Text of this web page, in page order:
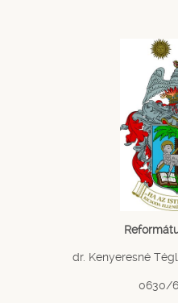
dr. Kenyeresné
0630/